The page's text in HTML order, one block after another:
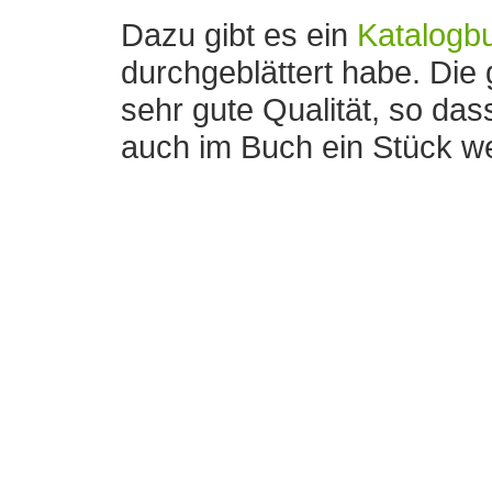
Dazu gibt es ein
durchgeblättert habe.
sehr gute Qualität, so
auch im Buch ein Stück